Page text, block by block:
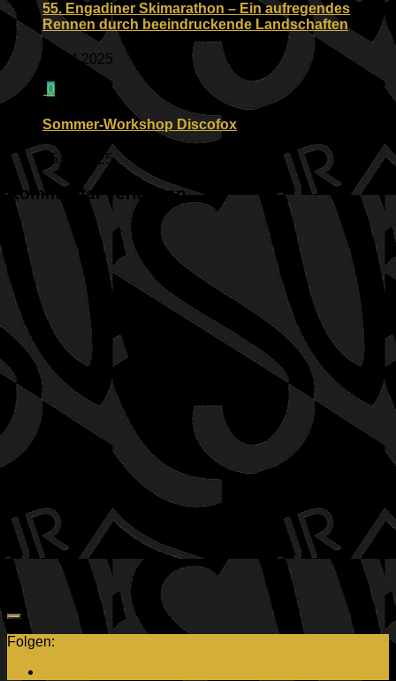
55. Engadiner Skimarathon – Ein aufregendes
Rennen durch beeindruckende Landschaften
14.04.2025
0
Sommer-Workshop Discofox
15.08.2025
Kommentar verfassen
Folgen: